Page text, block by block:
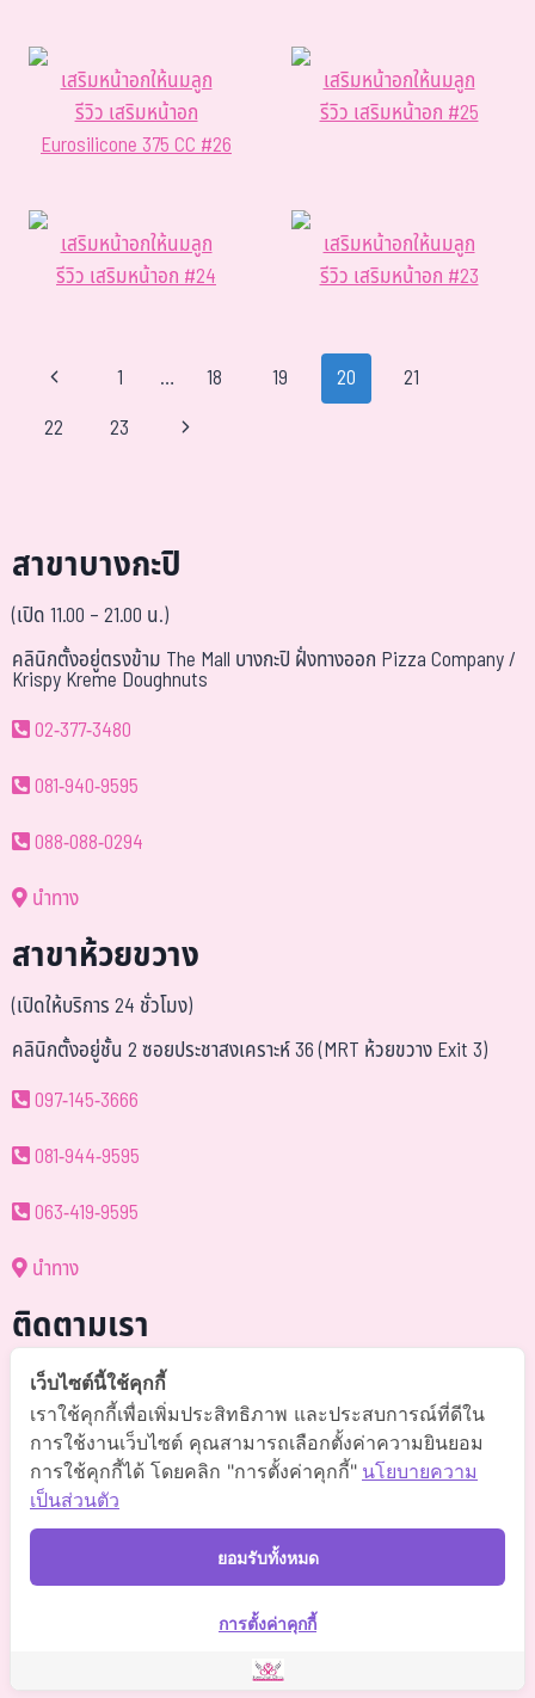
เสริมหน้าอกให้นมลูก
รีวิว เสริมหน้าอก
Eurosilicone 375 CC #26
เสริมหน้าอกให้นมลูก
รีวิว เสริมหน้าอก #25
เสริมหน้าอกให้นมลูก
รีวิว เสริมหน้าอก #24
เสริมหน้าอกให้นมลูก
รีวิว เสริมหน้าอก #23
1 … 18 19 20
21
22
23
สาขาบางกะปิ
(เปิด 11.00 – 21.00 น.)
คลินิกตั้งอยู่ตรงข้าม The Mall บางกะปิ ฝั่งทางออก Pizza Company /
Krispy Kreme Doughnuts
02-377-3480
081-940-9595
088-088-0294
นำทาง
สาขาห้วยขวาง
(เปิดให้บริการ 24 ชั่วโมง)
คลินิกตั้งอยู่ชั้น 2 ซอยประชาสงเคราะห์ 36 (MRT ห้วยขวาง Exit 3)
097-145-3666
081-944-9595
063-419-9595
นำทาง
ติดตามเรา
@somchai-clinic (มี@)
Somchaiclinic คลินิกแพทย์สมชาย
Somchaiclinic
2021 Somchai Clinic. All Rights Reserved. Powered by
เว็บไซต์นี้ใช้คุกกี้
เราใช้คุกกี้เพื่อเพิ่มประสิทธิภาพ และประสบการณ์ที่ดีใน
การใช้งานเว็บไซต์ คุณสามารถเลือกตั้งค่าความยินยอม
การใช้คุกกี้ได้ โดยคลิก "การตั้งค่าคุกกี้" นโยบายความ
เป็นส่วนตัว
ยอมรับทั้งหมด
การตั้งค่าคุกกี้